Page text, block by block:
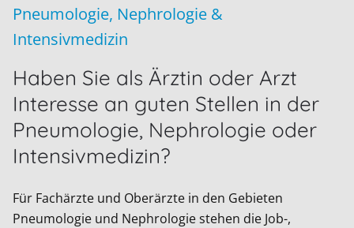
Pneumologie, Nephrologie &
Intensivmedizin
Haben Sie als Ärztin oder Arzt
Interesse an guten Stellen in der
Pneumologie, Nephrologie oder
Intensivmedizin?
Für Fachärzte und Oberärzte in den Gebieten
Pneumologie und Nephrologie stehen die Job-,